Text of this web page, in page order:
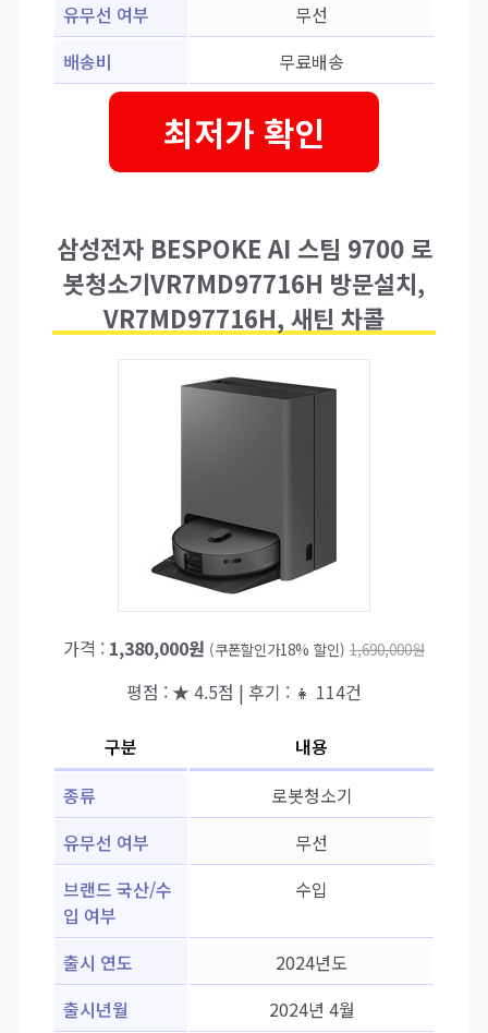
유무선 여부
무선
배송비
무료배송
최저가 확인
삼성전자 BESPOKE AI 스팀 9700 로
봇청소기VR7MD97716H 방문설치,
VR7MD97716H, 새틴 차콜
가격 : 1,380,000원 (쿠폰할인가18% 할인) 1,690,000원
평점 : ★ 4.5점 | 후기 : 👧 114건
구분
내용
종류
로봇청소기
유무선 여부
무선
브랜드 국산/수
입 여부
수입
출시 연도
2024년도
출시년월
2024년 4월